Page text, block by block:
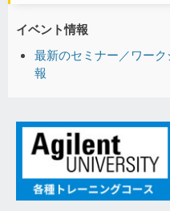
イベント情報
最新のセミナー／ワー
報